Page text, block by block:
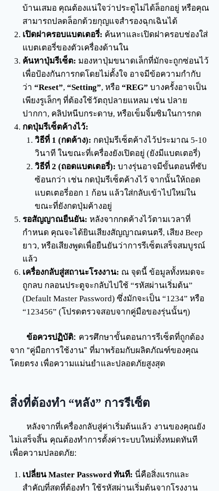
บ้านเสมอ คุณต้องแน่ใจว่าประตูไม่ได้ล็อกอยู่ หรือคุณ
สามารถปลดล็อกด้วยกุญแจสำรองฉุกเฉินได้
เปิดฝาครอบแบตเตอรี่: ค้นหาและเปิดฝาครอบช่องใส่
แบตเตอรี่ของตัวเครื่องด้านใน
ค้นหาปุ่มรีเซ็ต: มองหาปุ่มขนาดเล็กที่มักจะถูกซ่อนไว้
เพื่อป้องกันการกดโดยไม่ตั้งใจ อาจมีข้อความกำกับ
ว่า “Reset”, “Setting”, หรือ “REG” บางครั้งอาจเป็น
เพียงรูเล็กๆ ที่ต้องใช้วัตถุปลายแหลม เช่น ปลาย
ปากกา, คลิปหนีบกระดาษ, หรือเข็มจิ้มซิมในการกด
กดปุ่มรีเซ็ตค้างไว้:
วิธีที่ 1 (กดค้าง): กดปุ่มรีเซ็ตค้างไว้ประมาณ 5-10
วินาที ในขณะที่เครื่องยังเปิดอยู่ (ยังมีแบตเตอรี่)
วิธีที่ 2 (ถอดแบตเตอรี่): บางรุ่นอาจมีขั้นตอนที่ซับ
ซ้อนกว่า เช่น กดปุ่มรีเซ็ตค้างไว้ จากนั้นให้ถอด
แบตเตอรี่ออก 1 ก้อน แล้วใส่กลับเข้าไปใหม่ใน
ขณะที่ยังกดปุ่มค้างอยู่
รอสัญญาณยืนยัน: หลังจากกดค้างไว้ตามเวลาที่
กำหนด คุณจะได้ยินเสียงสัญญาณดนตรี, เสียง Beep
ยาว, หรือเสียงพูดเพื่อยืนยันว่าการรีเซ็ตเสร็จสมบูรณ์
แล้ว
เครื่องกลับสู่สถานะโรงงาน: ณ จุดนี้ ข้อมูลทั้งหมดจะ
ถูกลบ กลอนประตูจะกลับไปใช้ “รหัสผ่านเริ่มต้น”
(Default Master Password) ซึ่งมักจะเป็น “1234” หรือ
“123456” (โปรดตรวจสอบจากคู่มือของรุ่นนั้นๆ)
ข้อควรปฏิบัติ: ควรศึกษาขั้นตอนการรีเซ็ตที่ถูกต้อง
จาก “คู่มือการใช้งาน” ที่มาพร้อมกับผลิตภัณฑ์ของคุณ
โดยตรง เพื่อความแม่นยำและปลอดภัยสูงสุด
สิ่งที่ต้องทำ “หลัง” การรีเซ็ต
หลังจากที่เครื่องกลับสู่ค่าเริ่มต้นแล้ว งานของคุณยัง
ไม่เสร็จสิ้น คุณต้องทำการตั้งค่าระบบใหม่ทั้งหมดทันที
เพื่อความปลอดภัย:
เปลี่ยน Master Password ทันที: นี่คือสิ่งแรกและ
สำคัญที่สุดที่ต้องทำ ใช้รหัสผ่านเริ่มต้นจากโรงงาน